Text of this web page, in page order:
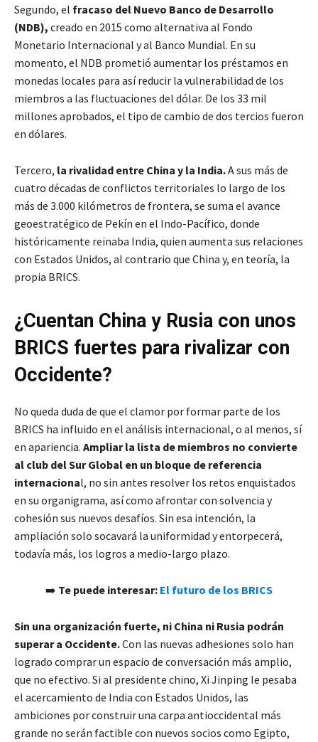
Segundo, el fracaso del Nuevo Banco de Desarrollo
(NDB), creado en 2015 como alternativa al Fondo
Monetario Internacional y al Banco Mundial. En su
momento, el NDB prometió aumentar los préstamos en
monedas locales para así reducir la vulnerabilidad de los
miembros a las fluctuaciones del dólar. De los 33 mil
millones aprobados, el tipo de cambio de dos tercios fueron
en dólares.
Tercero, la rivalidad entre China y la India.A sus más de
cuatro décadas de conflictos territoriales lo largo de los
más de 3.000 kilómetros de frontera, se suma el avance
geoestratégico de Pekín en el Indo-Pacífico, donde
históricamente reinaba India, quien aumenta sus relaciones
con Estados Unidos, al contrario que China y, en teoría, la
propia BRICS.
¿Cuentan China y Rusia con unos
BRICS fuertes para rivalizar con
Occidente?
No queda duda de que el clamor por formar parte de los
BRICS ha influido en el análisis internacional, o al menos, sí
en apariencia. Ampliar la lista de miembros no convierte
al club del Sur Global en un bloque de referencia
internacional, no sin antes resolver los retos enquistados
en su organigrama, así como afrontar con solvencia y
cohesión sus nuevos desafíos. Sin esa intención, la
ampliación solo socavará la uniformidad y entorpecerá,
todavía más, los logros a medio-largo plazo.
➡️ Te puede interesar: El futuro de los BRICS
Sin una organización fuerte, ni China ni Rusia podrán
superar a Occidente.Con las nuevas adhesiones solo han
logrado comprar un espacio de conversación más amplio,
que no efectivo. Si al presidente chino, Xi Jinping le pesaba
el acercamiento de India con Estados Unidos, las
ambiciones por construir una carpa antioccidental más
grande no serán factible con nuevos socios como Egipto,